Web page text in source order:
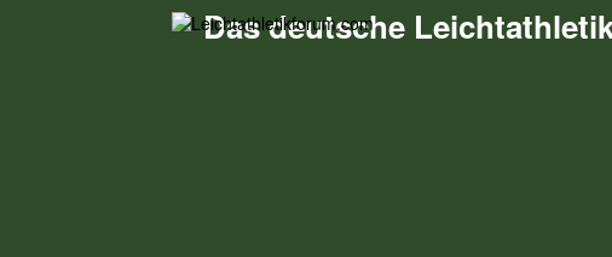
Das deutsche